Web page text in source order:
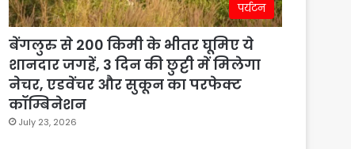
पर्यटन
बेंगलुरु से 200 किमी के भीतर घूमिए ये
शानदार जगहें, 3 दिन की छुट्टी में मिलेगा
नेचर, एडवेंचर और सुकून का परफेक्ट
कॉम्बिनेशन
July 23, 2026